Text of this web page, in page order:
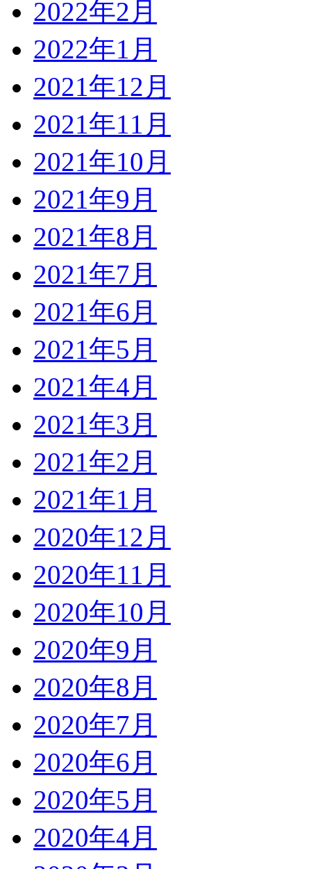
2022年2月
2022年1月
2021年12月
2021年11月
2021年10月
2021年9月
2021年8月
2021年7月
2021年6月
2021年5月
2021年4月
2021年3月
2021年2月
2021年1月
2020年12月
2020年11月
2020年10月
2020年9月
2020年8月
2020年7月
2020年6月
2020年5月
2020年4月